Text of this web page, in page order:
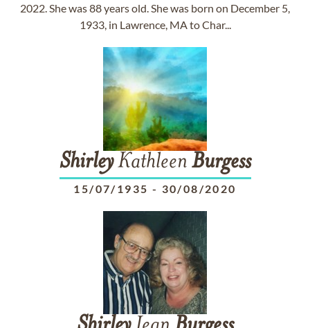
2022. She was 88 years old. She was born on December 5,
1933, in Lawrence, MA to Char...
ShirleyKathleen Burgess
15/07/1935 - 30/08/2020